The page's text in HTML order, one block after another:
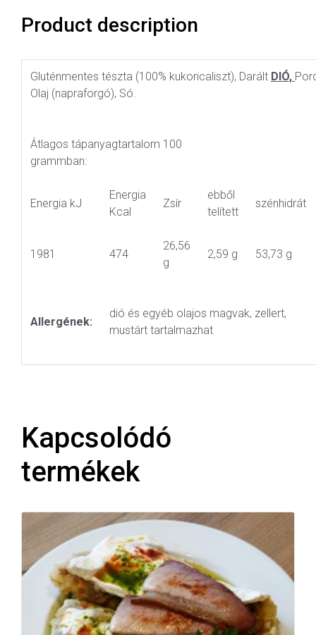
Product description
Gluténmentes tészta (100% kukoricaliszt), Darált DIÓ,
Olaj (napraforgó), Só.
Átlagos tápanyagtartalom 100
grammban:
Energia kJ
Energia
Kcal
Zsír
ebből
telített
szénhidrát
1981 474
26,56
g
2,59 g 53,73 g
Allergének:
dió és egyéb olajos magvak, zellert,
mustárt tartalmazhat
Kapcsolódó
termékek